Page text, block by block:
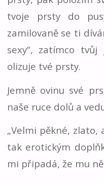
tvoje prsty do
zamilovaně se ti
sexy“, zatímco
olizuje tvé prsty.
Jemně ovinu své
naše ruce dolů a
„Velmi pěkné,
tak erotickým
mi připadá, že mu